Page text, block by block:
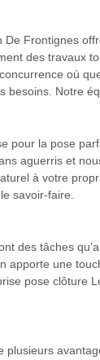
Frontignes
des travaux
où
Notre
la pose
aguerris et
à votre
savoir-faire.
des tâches
une
pose clôture